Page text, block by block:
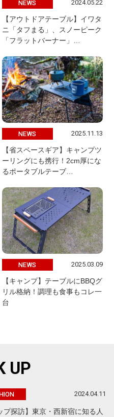
NEWS 2024.05.22
【アウトドアテーブル】イワタ
ニ「タフまる」、スノーピーク
「フラットバーナー」…
NEWS 2025.11.13
【省スペースギア】キャンプツ
ーリングにも携行！2cm厚にな
るポータブルテーブ…
NEWS 2025.03.09
【キャンプ】テーブルにBBQグ
リル格納！調理も食事もコレ一
台
UP
2024.04.11
プ探訪】東京・西新宿に知る人